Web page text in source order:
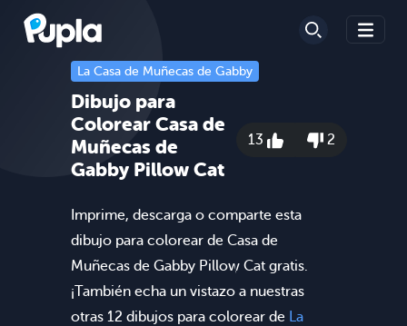
La Casa de Muñecas de Gabby
Dibujo para
Colorear Casa de
Muñecas de
Gabby Pillow Cat
13 2
Imprime, descarga o comparte esta
dibujo para colorear de Casa de
Muñecas de Gabby Pillow Cat gratis.
¡También echa un vistazo a nuestras
otras 12 dibujos para colorear de La